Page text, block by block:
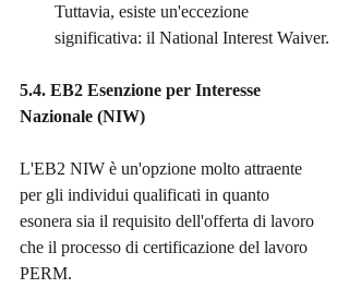
Tuttavia, esiste un'eccezione
significativa: il National Interest Waiver.
5.4. EB2 Esenzione per Interesse
Nazionale (NIW)
L'EB2 NIW è un'opzione molto attraente
per gli individui qualificati in quanto
esonera sia il requisito dell'offerta di lavoro
che il processo di certificazione del lavoro
PERM.